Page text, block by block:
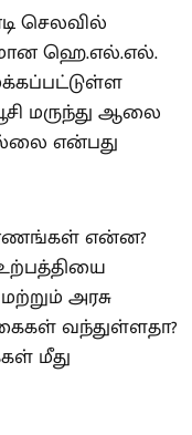
செலவில்
ஹெ.எல்.எல்.
மருந்து ஆலை
என்பது
என்ன?
அரசு
வந்துள்ளதா?
மீது